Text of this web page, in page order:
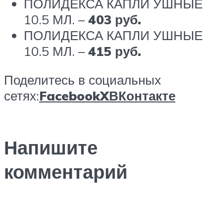
ПОЛИДЕКСА КАПЛИ УШНЫЕ
10.5 МЛ. – 403 руб.
ПОЛИДЕКСА КАПЛИ УШНЫЕ
10.5 МЛ. – 415 руб.
Поделитесь в социальных
сетях:FacebookXВКонтакте
Напишите
комментарий